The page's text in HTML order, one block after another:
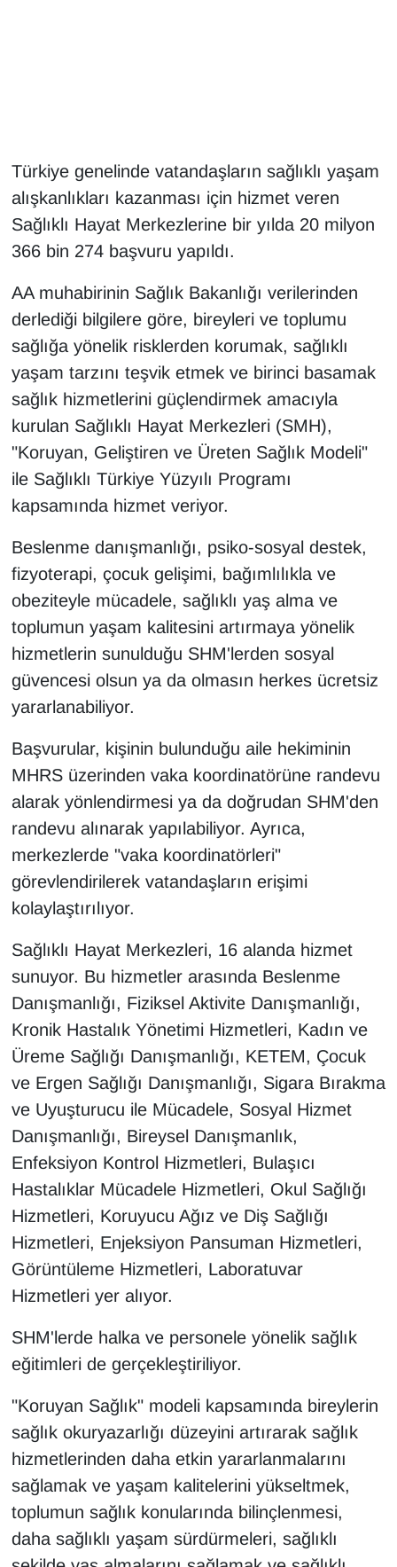
Türkiye genelinde vatandaşların sağlıklı yaşam
alışkanlıkları kazanması için hizmet veren
Sağlıklı Hayat Merkezlerine bir yılda 20 milyon
366 bin 274 başvuru yapıldı.
AA muhabirinin Sağlık Bakanlığı verilerinden
derlediği bilgilere göre, bireyleri ve toplumu
sağlığa yönelik risklerden korumak, sağlıklı
yaşam tarzını teşvik etmek ve birinci basamak
sağlık hizmetlerini güçlendirmek amacıyla
kurulan Sağlıklı Hayat Merkezleri (SMH),
"Koruyan, Geliştiren ve Üreten Sağlık Modeli"
ile Sağlıklı Türkiye Yüzyılı Programı
kapsamında hizmet veriyor.
Beslenme danışmanlığı, psiko-sosyal destek,
fizyoterapi, çocuk gelişimi, bağımlılıkla ve
obeziteyle mücadele, sağlıklı yaş alma ve
toplumun yaşam kalitesini artırmaya yönelik
hizmetlerin sunulduğu SHM'lerden sosyal
güvencesi olsun ya da olmasın herkes ücretsiz
yararlanabiliyor.
Başvurular, kişinin bulunduğu aile hekiminin
MHRS üzerinden vaka koordinatörüne randevu
alarak yönlendirmesi ya da doğrudan SHM'den
randevu alınarak yapılabiliyor. Ayrıca,
merkezlerde "vaka koordinatörleri"
görevlendirilerek vatandaşların erişimi
kolaylaştırılıyor.
Sağlıklı Hayat Merkezleri, 16 alanda hizmet
sunuyor. Bu hizmetler arasında Beslenme
Danışmanlığı, Fiziksel Aktivite Danışmanlığı,
Kronik Hastalık Yönetimi Hizmetleri, Kadın ve
Üreme Sağlığı Danışmanlığı, KETEM, Çocuk
ve Ergen Sağlığı Danışmanlığı, Sigara Bırakma
ve Uyuşturucu ile Mücadele, Sosyal Hizmet
Danışmanlığı, Bireysel Danışmanlık,
Enfeksiyon Kontrol Hizmetleri, Bulaşıcı
Hastalıklar Mücadele Hizmetleri, Okul Sağlığı
Hizmetleri, Koruyucu Ağız ve Diş Sağlığı
Hizmetleri, Enjeksiyon Pansuman Hizmetleri,
Görüntüleme Hizmetleri, Laboratuvar
Hizmetleri yer alıyor.
SHM'lerde halka ve personele yönelik sağlık
eğitimleri de gerçekleştiriliyor.
"Koruyan Sağlık" modeli kapsamında bireylerin
sağlık okuryazarlığı düzeyini artırarak sağlık
hizmetlerinden daha etkin yararlanmalarını
sağlamak ve yaşam kalitelerini yükseltmek,
toplumun sağlık konularında bilinçlenmesi,
daha sağlıklı yaşam sürdürmeleri, sağlıklı
Kadın
Kamu Alımları
Kim Kimdir?
Kültür & Sanat
KURDÎ
MAGAZİN
MEDYA
ONE EKONOMİ
Resmi İlanlar
RÖPORTAJ
SAĞLIK
Seri İlan
Sinema - TV
SİYASET
SPOR
TEBRİK
TEKNOLOJİ
Turizm
VAN'DA SPOR
Vasıta
YAŞAM
YEREL